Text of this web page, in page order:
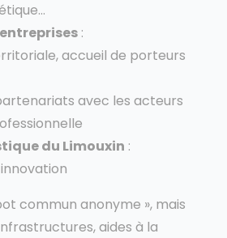
:
accueil de porteurs
avec les acteurs
du Limouxin :
commun anonyme », mais
aides à la